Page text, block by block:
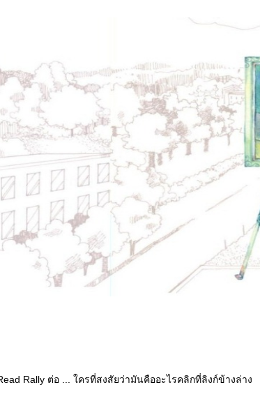
Rally ต่อ ... ใครที่สงสัยว่ามันคืออะไรคลิกที่ลิงก์ข้างล่าง